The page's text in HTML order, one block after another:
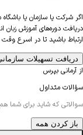
یا سازمان یا باشگاه
دوره‌های آموزش زبان
باشید تا در اسرع وقت
تسهیلات سازمانی
بپرس
متداول
که شاید برای شما هم
کردن همه